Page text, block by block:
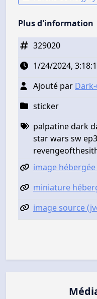
Plus d'information
329020
1/24/2024,
Ajouté par
sticker
palpatine dark
star wars sw
image
miniature
image source